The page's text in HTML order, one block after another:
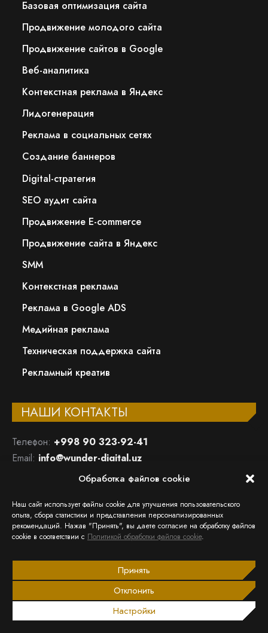
Обработка файлов cookie
Наш сайт использует файлы cookie для улучшения пользовательского
опыта, сбора статистики и представления персонализированных
рекомендаций. Нажав "Принять", вы даете согласие на обработку файлов
cookie в соответствии с Политикой обработки файлов cookie.
Принять
Отклонить
Настройки
Базовая оптимизация сайта
Продвижение молодого сайта
Продвижение сайтов в Google
Веб-аналитика
Контекстная реклама в Яндекс
Лидогенерация
Реклама в социальных сетях
Создание баннеров
Digital-стратегия
SEO аудит сайта
Продвижение E-commerce
Продвижение сайта в Яндекс
SMM
Контекстная реклама
Реклама в Google ADS
Медийная реклама
Техническая поддержка сайта
Рекламный креатив
НАШИ КОНТАКТЫ
Телефон: +998 90 323-92-41
Email: info@wunder-digital.uz
ООО «WUNDER DIGITAL»
район, ул.Афросиаб, 8А
Открыть в Google Maps
Страница
Facebook
Страница
Instagram
Страница
Email
Страница
Telegram
открывается
2013 – 2026 © Wunder Digital
Политики в отношении данных